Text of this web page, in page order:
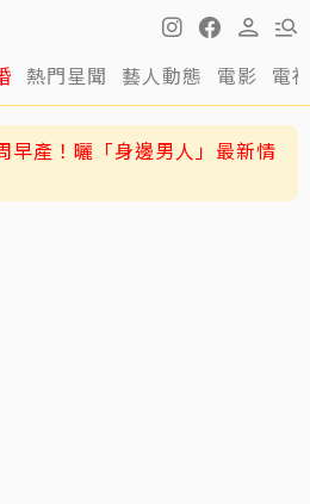
熱門星聞 藝人動態 電影 電
早產！曬「身邊男人」最新情